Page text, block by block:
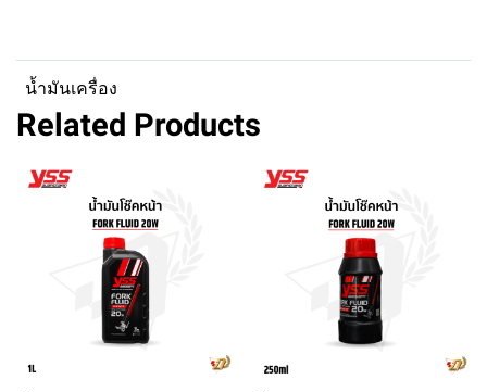
น้ำมันเครื่อง
Related Products